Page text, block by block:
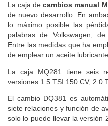
La caja decambios manual
de nuevo desarrollo. En
lo máximo posible las
palabras de Volkswagen,
Entre las medidas que ha
de emplear un aceite
La caja MQ281 tiene seis
versiones 1.5 TSI 150 CV, 2.0
El cambio DQ381 es
siete relaciones y función de
solo lo puede llevar la versión